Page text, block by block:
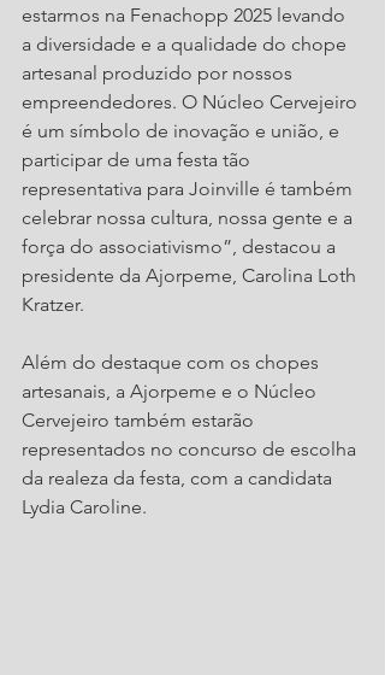
estarmos na Fenachopp 2025 levando
a diversidade e a qualidade do chope
artesanal produzido por nossos
empreendedores. O Núcleo Cervejeiro
é um símbolo de inovação e união, e
participar de uma festa tão
representativa para Joinville é também
celebrar nossa cultura, nossa gente e a
força do associativismo”, destacou a
presidente da Ajorpeme, Carolina Loth
Kratzer.
Além do destaque com os chopes
artesanais, a Ajorpeme e o Núcleo
Cervejeiro também estarão
representados no concurso de escolha
da realeza da festa, com a candidata
Lydia Caroline.